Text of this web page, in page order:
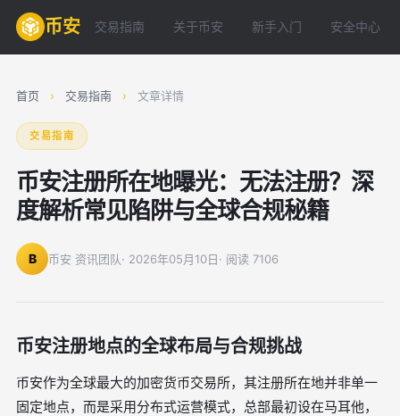
币安 交易指南 关于币安 新手入门 安全中心
首页 › 交易指南 › 文章详情
交易指南
币安注册所在地曝光：无法注册？深
度解析常见陷阱与全球合规秘籍
B 币安 资讯团队· 2026年05月10日· 阅读 7106
币安注册地点的全球布局与合规挑战
币安作为全球最大的加密货币交易所，其注册所在地并非单一
固定地点，而是采用分布式运营模式，总部最初设在马耳他，